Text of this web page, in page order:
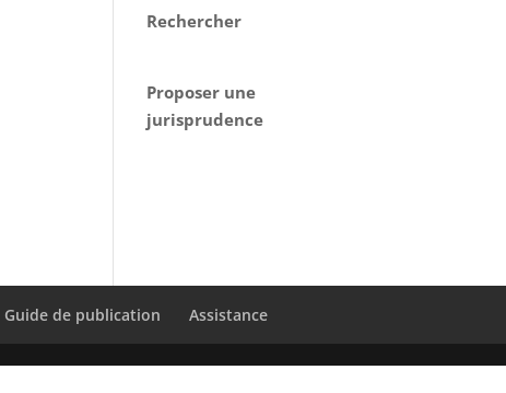
Rechercher
Proposer une
jurisprudence
Guide de publication Assistance